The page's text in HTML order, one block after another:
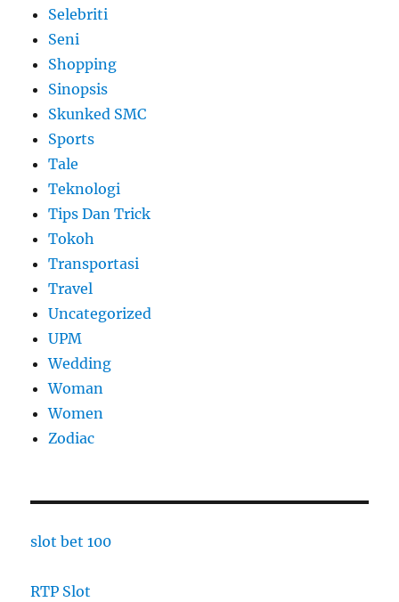
Selebriti
Seni
Shopping
Sinopsis
Skunked SMC
Sports
Tale
Teknologi
Tips Dan Trick
Tokoh
Transportasi
Travel
Uncategorized
UPM
Wedding
Woman
Women
Zodiac
slot bet 100
RTP Slot